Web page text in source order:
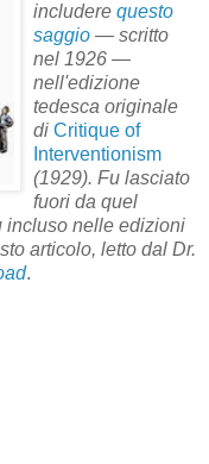
includere questo
saggio — scritto
nel 1926 —
nell'edizione
tedesca originale
di Critique of
Interventionism
(1929). Fu lasciato
fuori da quel
incluso nelle edizioni
articolo, letto dal Dr.
.